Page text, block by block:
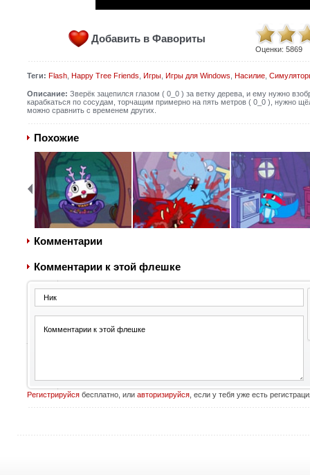
Добавить в Фавориты
Оценки: 5869
Теги: Flash, Happy Tree Friends Игры, Игры для Windows Насилие,
Описание: Зверёк зацепился глазом ( 0_0 ) за ветку дерева, и ему нужно
карабкаться по сосудам, торчащим примерно на пять метров ( 0_0 ), нужно
можно сравнить с временем других.
Похожие
Комментарии
Комментарии к этой флешке
Регистрируйсябесплатно, или авторизируйся, если у тебя уже есть